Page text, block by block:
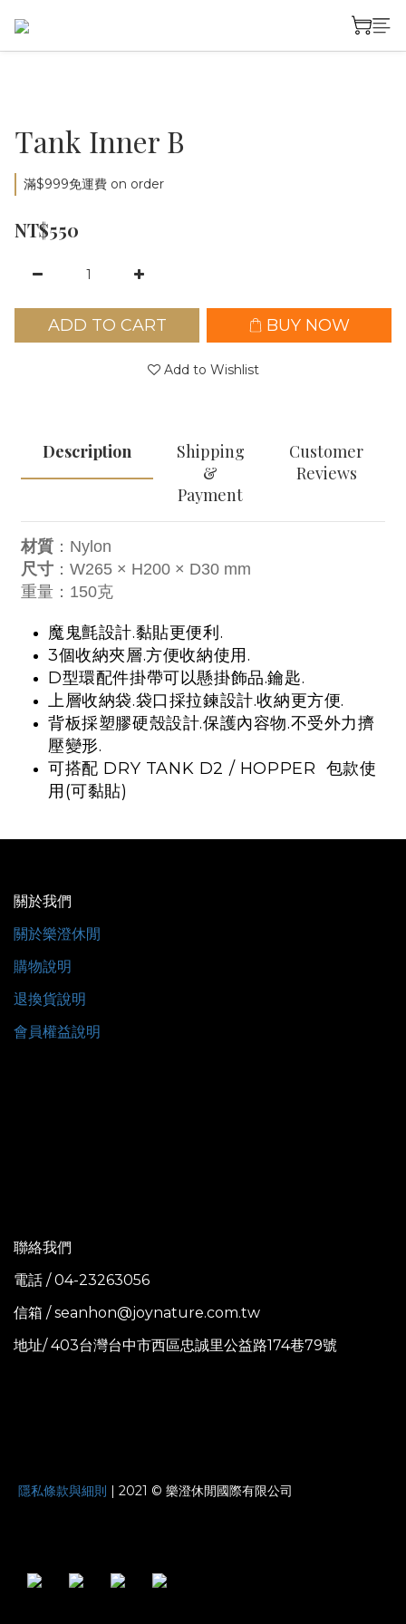
Tank Inner B
滿$999免運費 on order
NT$550
ADD TO CART BUY NOW
Add to Wishlist
Description
Shipping
&
Payment
Customer
Reviews
材質 ：Nylon
尺寸 ：W265 × H200 × D30 mm
重量：150克
魔鬼氈設計.黏貼更便利.
3個收納夾層.方便收納使用.
D型環配件掛帶可以懸掛飾品.鑰匙.
上層收納袋.袋口採拉鍊設計.收納更方便.
背板採塑膠硬殼設計.保護內容物.不受外力擠
壓變形.
可搭配 DRY TANK D2 / HOPPER 包款使
用(可黏貼)
關於我們
關於樂澄休閒
購物說明
退換貨說明
會員權益說明
聯絡我們
電話 / 04-23263056
信箱 / seanhon@joynature.com.tw
地址/ 403台灣台中市西區忠誠里公益路174巷79號
隱私條款與細則 | 2021 © 樂澄休閒國際有限公司